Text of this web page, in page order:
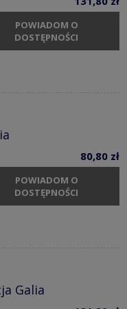
POWIADOM O
DOSTĘPNOŚCI
80,80 zł
POWIADOM O
DOSTĘPNOŚCI
Galia